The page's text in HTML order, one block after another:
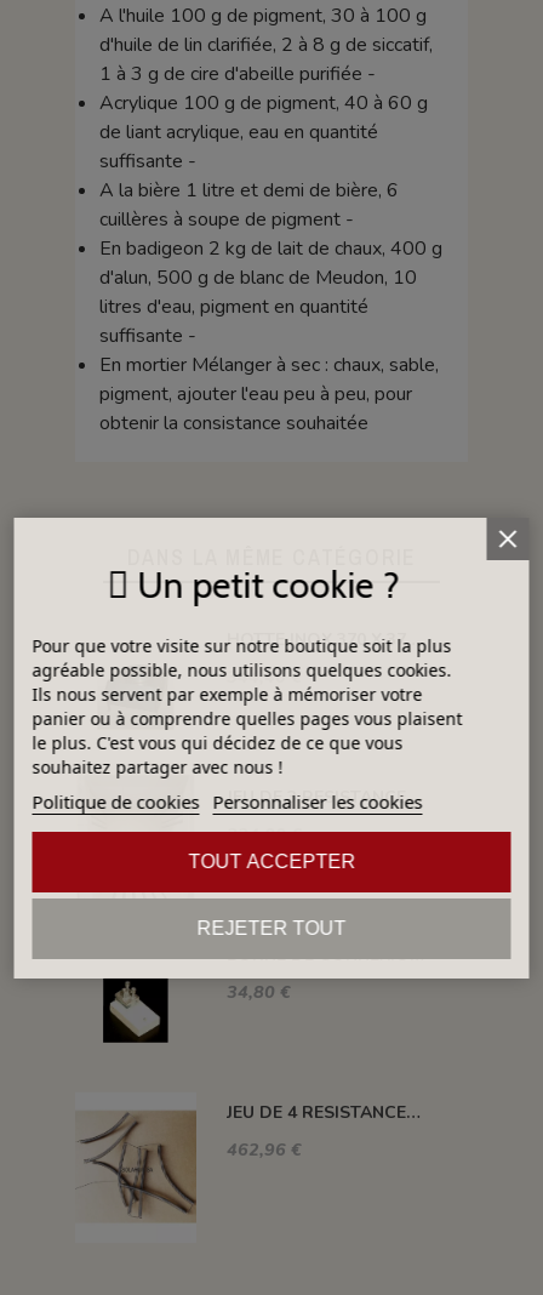
A l'huile 100 g de pigment, 30 à 100 g
d'huile de lin clarifiée, 2 à 8 g de siccatif,
1 à 3 g de cire d'abeille purifiée -
Acrylique 100 g de pigment, 40 à 60 g
de liant acrylique, eau en quantité
suffisante -
A la bière 1 litre et demi de bière, 6
cuillères à soupe de pigment -
En badigeon 2 kg de lait de chaux, 400 g
d'alun, 500 g de blanc de Meudon, 10
litres d'eau, pigment en quantité
suffisante -
En mortier Mélanger à sec : chaux, sable,
pigment, ajouter l'eau peu à peu, pour
obtenir la consistance souhaitée
HOTTE INOX 370 X 370 X H 410 MM
344,40 €
JEU DE 3 RESISTANCES 1300°C HELIOS 110 L
324,00 €
BORNE DE CONNEXION POUR FOUR H, ALFA, DELTA, HC ET SM
34,80 €
JEU DE 4 RESISTANCES FOUR 1320°C PLUTON-3S 76 L
462,96 €
Un petit cookie ?
Pour que votre visite sur notre boutique soit la plus
agréable possible, nous utilisons quelques cookies.
Ils nous servent par exemple à mémoriser votre
panier ou à comprendre quelles pages vous plaisent
le plus. C'est vous qui décidez de ce que vous
souhaitez partager avec nous !
Politique de cookies Personnaliser les cookies
REJETER TOUT
TOUT ACCEPTER